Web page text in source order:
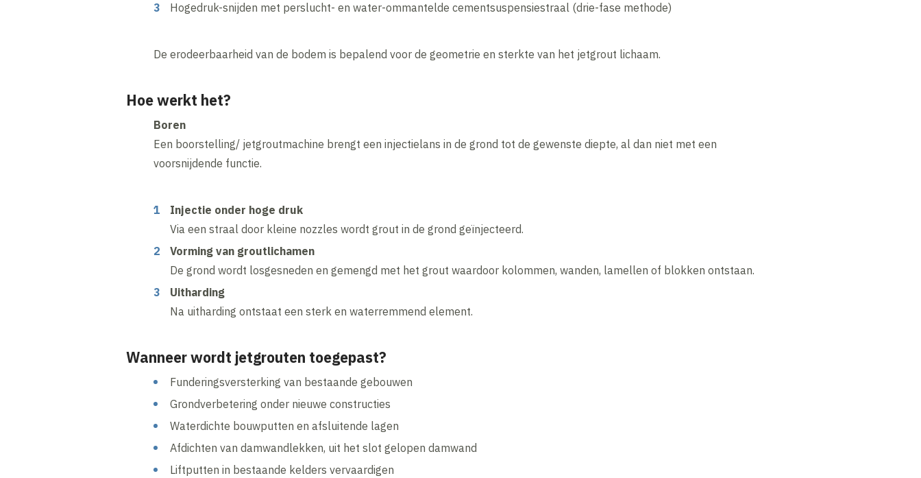
Hogedruk-snijden met perslucht- en water-ommantelde cementsuspensiestraal (drie-fase methode)
De erodeerbaarheid van de bodem is bepalend voor de geometrie en sterkte van het jetgrout lichaam.
Hoe werkt het?
Boren
Een boorstelling/ jetgroutmachine brengt een injectielans in de grond tot de gewenste diepte, al dan niet met een
voorsnijdende functie.
Injectie onder hoge druk
Via een straal door kleine nozzles wordt grout in de grond geïnjecteerd.
Vorming van groutlichamen
De grond wordt losgesneden en gemengd met het grout waardoor kolommen, wanden, lamellen of blokken ontstaan.
Uitharding
Na uitharding ontstaat een sterk en waterremmend element.
Wanneer wordt jetgrouten toegepast?
Funderingsversterking van bestaande gebouwen
Grondverbetering onder nieuwe constructies
Waterdichte bouwputten en afsluitende lagen
Afdichten van damwandlekken, uit het slot gelopen damwand
Liftputten in bestaande kelders vervaardigen